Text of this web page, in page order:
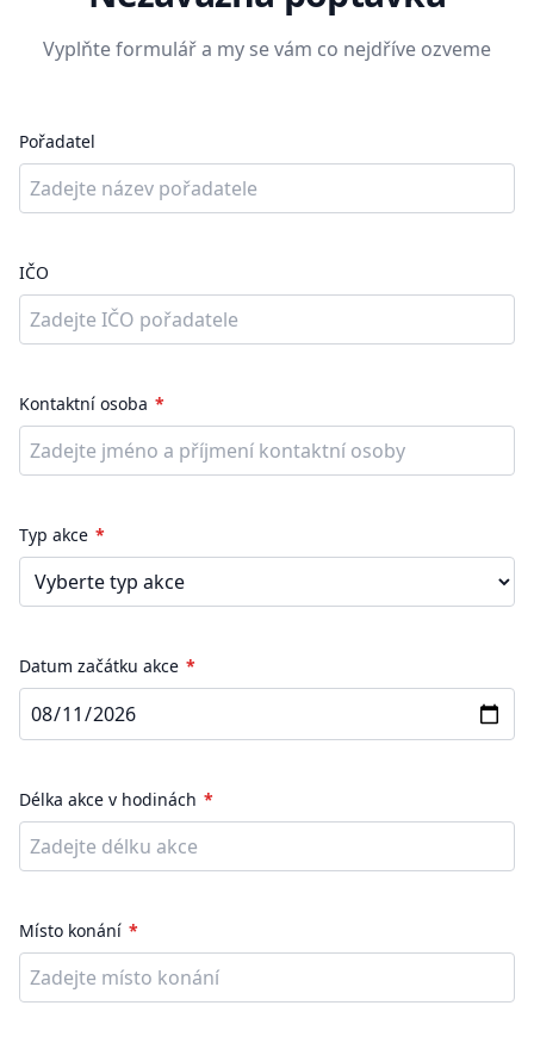
Vyplňte formulář a my se vám co nejdříve ozveme
Pořadatel
IČO
Kontaktní osoba
Typ akce
Datum začátku akce
Délka akce v hodinách
Místo konání